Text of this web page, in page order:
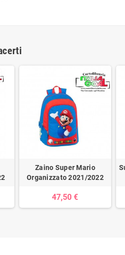
Zaino Super Mario
Organizzato 2021/2022
47,50 €